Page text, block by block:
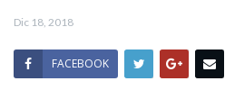
Dic 18, 2018
FACEBOOK